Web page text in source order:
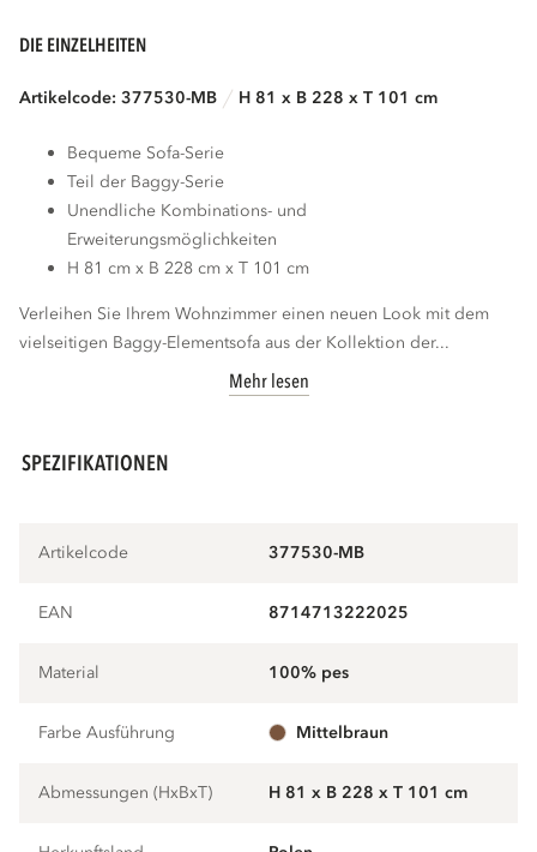
DIE EINZELHEITEN
Artikelcode: 377530-MB H 81 x B 228 x T 101 cm
Bequeme Sofa-Serie
Teil der Baggy-Serie
Unendliche Kombinations- und
Erweiterungsmöglichkeiten
H 81 cm x B 228 cm x T 101 cm
Verleihen Sie Ihrem Wohnzimmer einen neuen Look mit dem
vielseitigen Baggy-Elementsofa aus der Kollektion der...
Mehr lesen
SPEZIFIKATIONEN
Artikelcode 377530-MB
EAN 8714713222025
Material 100% pes
Farbe Ausführung mittelbraun
Abmessungen (HxBxT) H 81 x B 228 x T 101 cm